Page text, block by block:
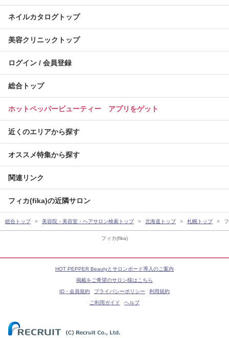
フィカ(fika)
ネイルカタログトップ
美容クリニックトップ
ログイン / 会員登録
総合トップ
ホットペッパービューティー アプリをゲット
近くのエリアから探す
オススメ特集から探す
関連リンク
フィカ(fika)の近隣サロン
総合トップ 美容院・美容室・ヘアサロン検索トップ 北海道トップ 札幌トップ
HOT PEPPER Beautyとサロンボード導入のご案内
掲載をご希望のサロン様はこちら
ID・会員規約
プライバシーポリシー
利用規約
ご利用ガイド
ヘルプ